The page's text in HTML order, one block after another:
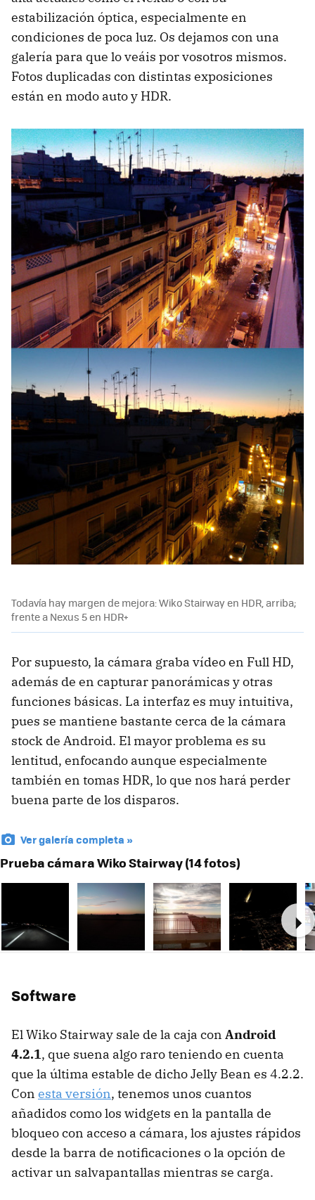
estabilización óptica, especialmente en
condiciones de poca luz. Os dejamos con una
galería para que lo veáis por vosotros mismos.
Fotos duplicadas con distintas exposiciones
están en modo auto y HDR.
Todavía hay margen de mejora: Wiko Stairway en HDR, arriba;
frente a Nexus 5 en HDR+
Por supuesto, la cámara graba vídeo en Full HD,
además de en capturar panorámicas y otras
funciones básicas. La interfaz es muy intuitiva,
pues se mantiene bastante cerca de la cámara
stock de Android. El mayor problema es su
lentitud, enfocando aunque especialmente
también en tomas HDR, lo que nos hará perder
buena parte de los disparos.
Ver galería completa »
Prueba cámara Wiko Stairway (14 fotos)
Software
El Wiko Stairway sale de la caja con Android
4.2.1, que suena algo raro teniendo en cuenta
que la última estable de dicho Jelly Bean es 4.2.2.
Con esta versión, tenemos unos cuantos
añadidos como los widgets en la pantalla de
bloqueo con acceso a cámara, los ajustes rápidos
desde la barra de notificaciones o la opción de
activar un salvapantallas mientras se carga.